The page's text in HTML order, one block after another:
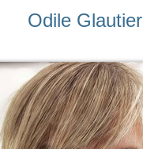
Odile Glautier